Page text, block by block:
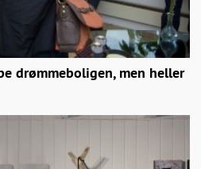
drømmeboligen, men heller